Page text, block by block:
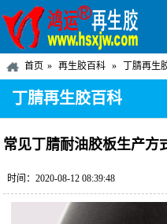
首页 再生胶百科 丁腈再生
丁腈再生胶百科
常见丁腈耐油胶板生产方
时间：2020-08-12 08:39:48